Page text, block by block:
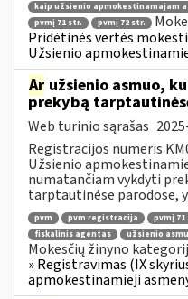
kaip užsienio apmokestinamajam
pvmį 71 str.
pvmį 72 str.
Pridėtinės vertės
Užsienio
Ar užsienio asmuo,
prekybą
Web turinio sąrašas
Registracijos numeris
Užsienio
numatančiam vykdyti
tarptautinėse parodose,
pvm pvm registracija pvmį
fiskalinis agentas
užsienio
Mokesčių žinyno
» Registravimas (IX
apmokestinamieji